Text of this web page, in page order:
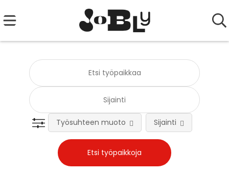
Työsuhteen muoto Sijainti